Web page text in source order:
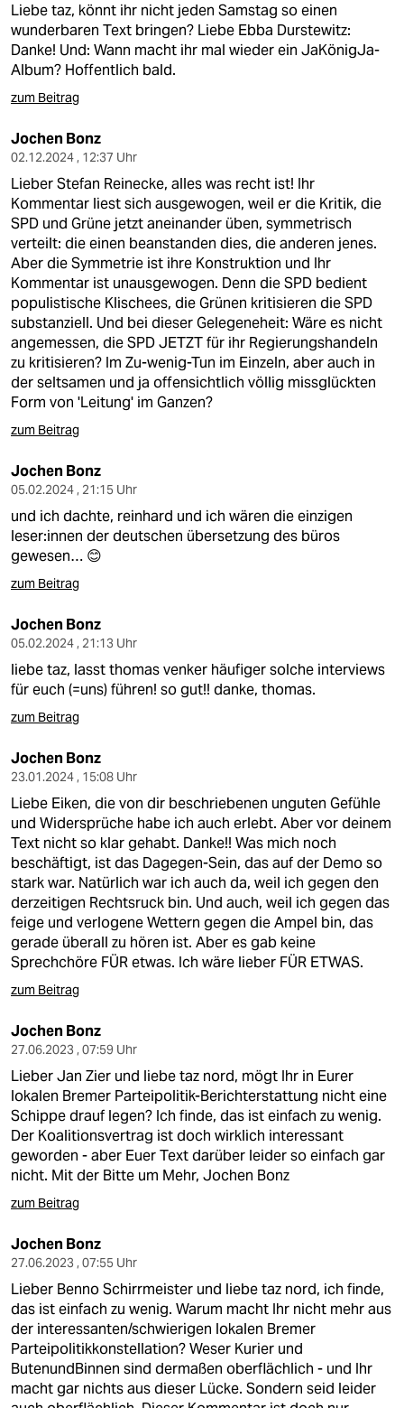
shop
fragen & hilfe
unterstützen
genossenschaft
epaper login
Liebe taz, könnt ihr nicht jeden Samstag so einen
wunderbaren Text bringen? Liebe Ebba Durstewitz:
Danke! Und: Wann macht ihr mal wieder ein JaKönigJa-
Album? Hoffentlich bald.
zum Beitrag
Jochen Bonz
02.12.2024 , 12:37 Uhr
Lieber Stefan Reinecke, alles was recht ist! Ihr
Kommentar liest sich ausgewogen, weil er die Kritik, die
SPD und Grüne jetzt aneinander üben, symmetrisch
verteilt: die einen beanstanden dies, die anderen jenes.
Aber die Symmetrie ist ihre Konstruktion und Ihr
Kommentar ist unausgewogen. Denn die SPD bedient
populistische Klischees, die Grünen kritisieren die SPD
substanziell. Und bei dieser Gelegeneheit: Wäre es nicht
angemessen, die SPD JETZT für ihr Regierungshandeln
zu kritisieren? Im Zu-wenig-Tun im Einzeln, aber auch in
der seltsamen und ja offensichtlich völlig missglückten
Form von 'Leitung' im Ganzen?
zum Beitrag
Jochen Bonz
05.02.2024 , 21:15 Uhr
und ich dachte, reinhard und ich wären die einzigen
leser:innen der deutschen übersetzung des büros
gewesen… 😊
zum Beitrag
Jochen Bonz
05.02.2024 , 21:13 Uhr
liebe taz, lasst thomas venker häufiger solche interviews
für euch (=uns) führen! so gut!! danke, thomas.
zum Beitrag
Jochen Bonz
23.01.2024 , 15:08 Uhr
Liebe Eiken, die von dir beschriebenen unguten Gefühle
und Widersprüche habe ich auch erlebt. Aber vor deinem
Text nicht so klar gehabt. Danke!! Was mich noch
beschäftigt, ist das Dagegen-Sein, das auf der Demo so
stark war. Natürlich war ich auch da, weil ich gegen den
derzeitigen Rechtsruck bin. Und auch, weil ich gegen das
feige und verlogene Wettern gegen die Ampel bin, das
gerade überall zu hören ist. Aber es gab keine
Sprechchöre FÜR etwas. Ich wäre lieber FÜR ETWAS.
zum Beitrag
Jochen Bonz
27.06.2023 , 07:59 Uhr
Lieber Jan Zier und liebe taz nord, mögt Ihr in Eurer
lokalen Bremer Parteipolitik-Berichterstattung nicht eine
Schippe drauf legen? Ich finde, das ist einfach zu wenig.
Der Koalitionsvertrag ist doch wirklich interessant
geworden - aber Euer Text darüber leider so einfach gar
nicht. Mit der Bitte um Mehr, Jochen Bonz
zum Beitrag
Jochen Bonz
27.06.2023 , 07:55 Uhr
Lieber Benno Schirrmeister und liebe taz nord, ich finde,
das ist einfach zu wenig. Warum macht Ihr nicht mehr aus
der interessanten/schwierigen lokalen Bremer
Parteipolitikkonstellation? Weser Kurier und
ButenundBinnen sind dermaßen oberflächlich - und Ihr
macht gar nichts aus dieser Lücke. Sondern seid leider